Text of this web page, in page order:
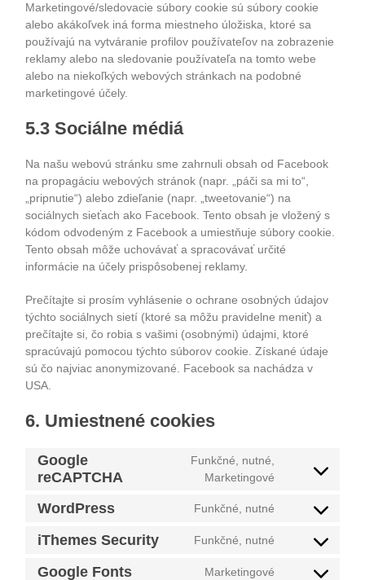
Marketingové/sledovacie súbory cookie sú súbory cookie
alebo akákoľvek iná forma miestneho úložiska, ktoré sa
používajú na vytváranie profilov používateľov na zobrazenie
reklamy alebo na sledovanie používateľa na tomto webe
alebo na niekoľkých webových stránkach na podobné
marketingové účely.
5.3 Sociálne médiá
Na našu webovú stránku sme zahrnuli obsah od Facebook
na propagáciu webových stránok (napr. „páči sa mi to“,
„pripnutie“) alebo zdieľanie (napr. „tweetovanie“) na
sociálnych sieťach ako Facebook. Tento obsah je vložený s
kódom odvodeným z Facebook a umiestňuje súbory cookie.
Tento obsah môže uchovávať a spracovávať určité
informácie na účely prispôsobenej reklamy.
Prečítajte si prosím vyhlásenie o ochrane osobných údajov
týchto sociálnych sietí (ktoré sa môžu pravidelne meniť) a
prečítajte si, čo robia s vašimi (osobnými) údajmi, ktoré
spracúvajú pomocou týchto súborov cookie. Získané údaje
sú čo najviac anonymizované. Facebook sa nachádza v
USA.
6. Umiestnené cookies
Google
reCAPTCHA
Funkčné, nutné,
Marketingové
Consent
google-
WordPress Funkčné, nutné
Consent
service
wordpress
iThemes Security Funkčné, nutné
Consent
service
Google Fonts Marketingové Consent